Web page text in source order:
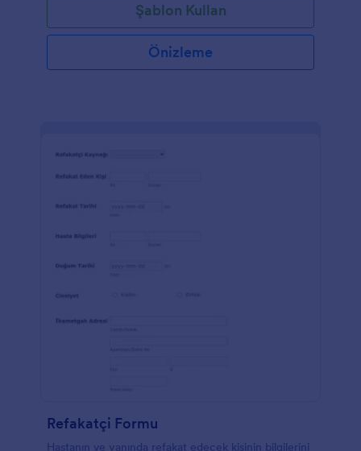
Şablon Kullan
Önizleme
Refakatçi Formu
Hastanın ve yanında refakat edecek kişinin bilgilerini